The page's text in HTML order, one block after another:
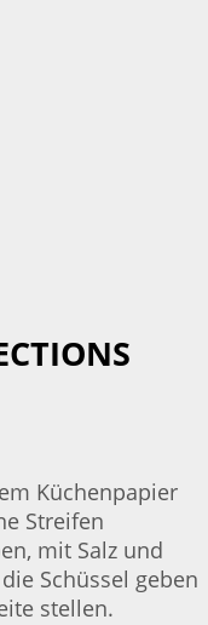
Küchenpapier
Streifen
mit Salz und
Schüssel geben
stellen.